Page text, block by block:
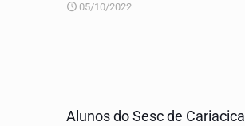
05/10/2022
Alunos do Sesc de Cariacica